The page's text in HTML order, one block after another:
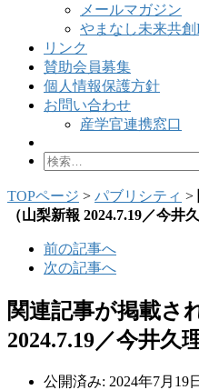
メールマガジン
やまなし未来共
リンク
賛助会員募集
個人情報保護方針
お問い合わせ
産学官連携窓口
検
TOPページ > パブリシティ >
（山梨新報 2024.7.19／今井
前の記事へ
次の記事へ
関連記事が掲載さ
2024.7.19／今井久
公開済み: 2024年7月19日